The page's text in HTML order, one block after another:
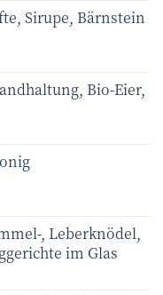
Sirupe, Bärnstein
Bio-Eier,
, Leberknödel,
im Glas